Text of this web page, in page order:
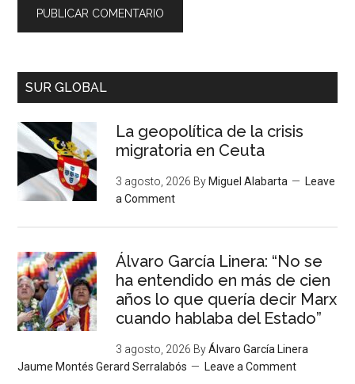
SUR GLOBAL
La geopolítica de la crisis
migratoria en Ceuta
3 agosto, 2026 By Miguel Alabarta
Leave
a Comment
Álvaro García Linera: “No se
ha entendido en más de cien
años lo que quería decir Marx
cuando hablaba del Estado”
3 agosto, 2026 ByÁlvaro García Linera
Jaume Montés Gerard Serralabós
Leave a Comment